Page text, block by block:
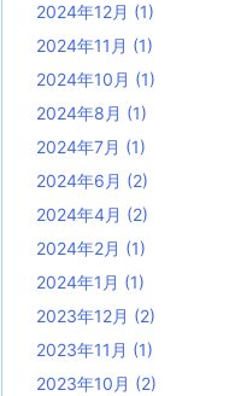
2024年12月 (1)
2024年11月 (1)
2024年10月 (1)
2024年8月 (1)
2024年7月 (1)
2024年6月 (2)
2024年4月 (2)
2024年2月 (1)
2024年1月 (1)
2023年12月 (2)
2023年11月 (1)
2023年10月 (2)